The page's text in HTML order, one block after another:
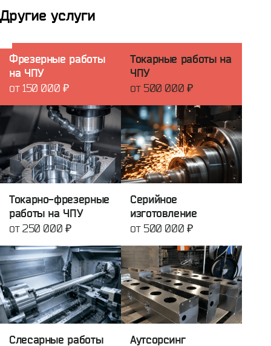
Другие услуги
Фрезерные работы
на ЧПУ
от 150 000 ₽
Токарные работы на
ЧПУ
от 500 000 ₽
Токарно-фрезерные
работы на ЧПУ
от 250 000 ₽
Серийное
изготовление
от 500 000 ₽
Слесарные работы
Аутсорсинг